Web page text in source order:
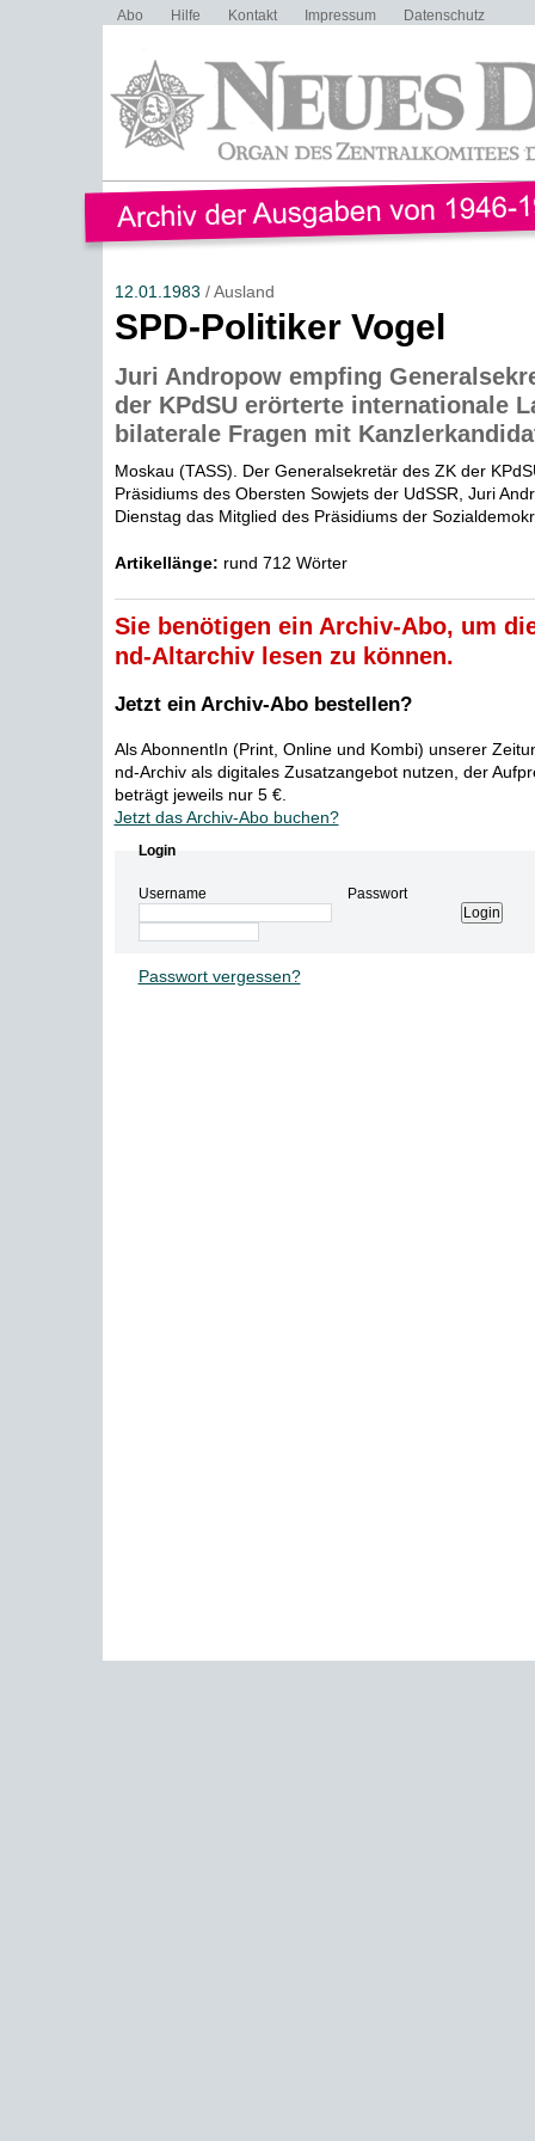
Abo Hilfe Kontakt Impressum Datenschutz
12.01.1983 / Ausland
SPD-Politiker Vogel
Juri Andropow empfing
der KPdSU erörterte internationale
bilaterale Fragen mit
Moskau (TASS). Der Generalsekretär des ZK der
Präsidiums des Obersten Sowjets der UdSSR, Juri
Dienstag das Mitglied des Präsidiums der
Artikellänge: rund 712 Wörter
Sie benötigen ein Archiv-Abo, um
nd-Altarchiv lesen zu können.
Jetzt ein Archiv-Abo bestellen?
Als AbonnentIn (Print, Online und Kombi) unserer
nd-Archiv als digitales Zusatzangebot nutzen, der
beträgt jeweils nur 5 €.
Jetzt das Archiv-Abo buchen?
Login
Username Passwort
Passwort vergessen?